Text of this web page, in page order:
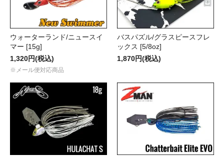
ウォーターランド/ニュースイ
マー [15g]
1,320円(税込)
※メール便対応商品
バスパズル/グラスピースフレ
ックス [5/8oz]
1,870円(税込)